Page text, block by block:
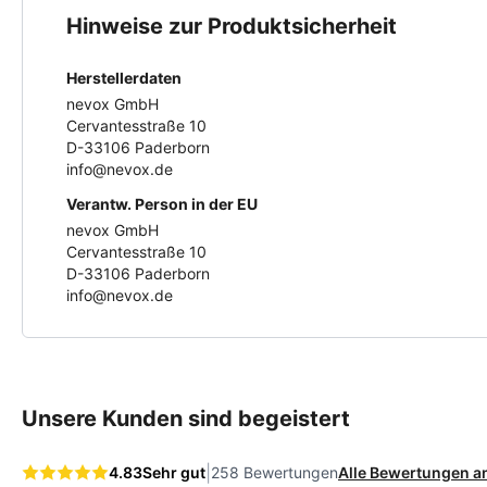
Hinweise zur Produktsicherheit
Herstellerdaten
nevox GmbH
Cervantesstraße 10
D-33106 Paderborn
info@nevox.de
Verantw. Person in der EU
nevox GmbH
Cervantesstraße 10
D-33106 Paderborn
info@nevox.de
Unsere Kunden sind begeistert
4.83Sehr gut 258 BewertungenAlle Bewertungen